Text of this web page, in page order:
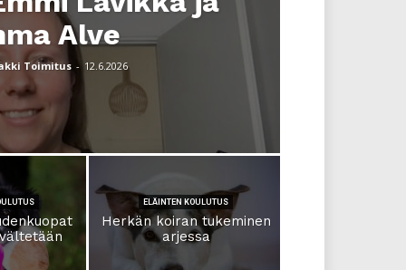
Alve
Toimitus - 12.6.2026
ELÄINTEN KOULUTUS
Herkän koiran tukeminen
arjessa